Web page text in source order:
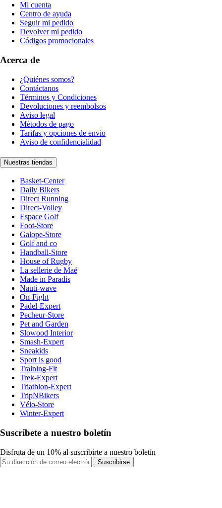
Mi cuenta
Centro de ayuda
Seguir mi pedido
Devolver mi pedido
Códigos promocionales
Acerca de
¿Quiénes somos?
Contáctanos
Términos y Condiciones
Devoluciones y reembolsos
Aviso legal
Métodos de pago
Tarifas y opciones de envío
Aviso de confidencialidad
Nuestras tiendas
Basket-Center
Daily Bikers
Direct Running
Direct-Volley
Espace Golf
Foot-Store
Galope-Store
Golf and co
Handball-Store
House of Rugby
La sellerie de Maé
Made in Paradis
Nauti-wave
On-Fight
Padel-Expert
Pecheur-Store
Pet and Garden
Slowood Interior
Smash-Expert
Sneakids
Sport is good
Training-Fit
Trek-Expert
Triathlon-Expert
TripNBikers
Vélo-Store
Winter-Expert
Suscríbete a nuestro boletín
Disfruta de un 10% al suscribirte a nuestro boletín
Suscribirse